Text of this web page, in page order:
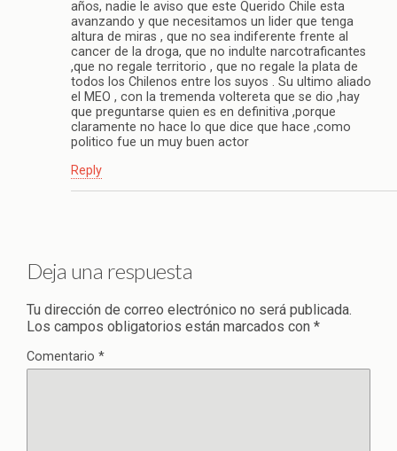
años, nadie le aviso que este Querido Chile esta
avanzando y que necesitamos un lider que tenga
altura de miras , que no sea indiferente frente al
cancer de la droga, que no indulte narcotraficantes
,que no regale territorio , que no regale la plata de
todos los Chilenos entre los suyos . Su ultimo aliado
el MEO , con la tremenda voltereta que se dio ,hay
que preguntarse quien es en definitiva ,porque
claramente no hace lo que dice que hace ,como
politico fue un muy buen actor
Reply
Deja una respuesta
Tu dirección de correo electrónico no será publicada.
Los campos obligatorios están marcados con *
Comentario *